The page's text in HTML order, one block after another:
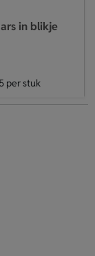
in blikje
per stuk